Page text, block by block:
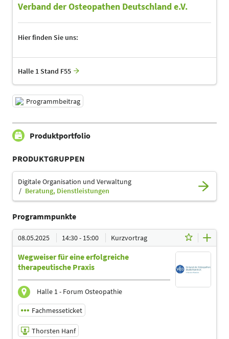
Verband der Osteopathen Deutschland e.V.
Hier finden Sie uns:
Halle 1 Stand F55
Programmbeitrag
Produktportfolio
PRODUKTGRUPPEN
Digitale Organisation und Verwaltung
Beratung, Dienstleistungen
Programmpunkte
08.05.2025 14:30 - 15:00 Kurzvortrag
Wegweiser für eine erfolgreiche
therapeutische Praxis
Halle 1 - Forum Osteopathie
Fachmesseticket
Thorsten Hanf